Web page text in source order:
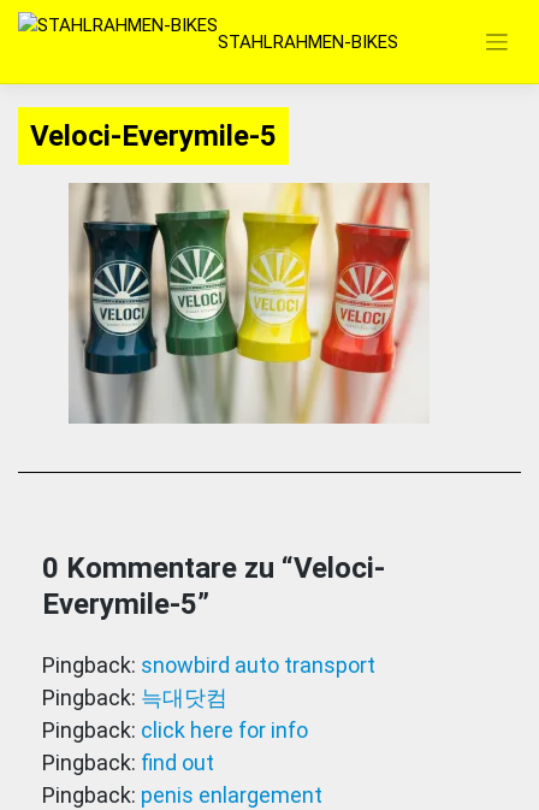
Zum
springen
STAHLRAHMEN-BIKES
Veloci-Everymile-5
0 Kommentare zu “Veloci-
Everymile-5”
Pingback: snowbird auto transport
Pingback: 늑대닷컴
Pingback: click here for info
Pingback: find out
Pingback: penis enlargement